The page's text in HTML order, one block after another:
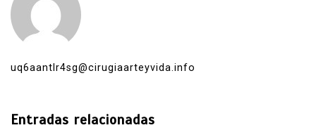
uq6aantlr4sg@cirugiaarteyvida.info
Entradas relacionadas